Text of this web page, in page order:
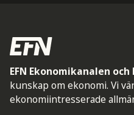
EFN Ekonomikanalen
kunskap om ekonomi. Vi
ekonomiintresserade